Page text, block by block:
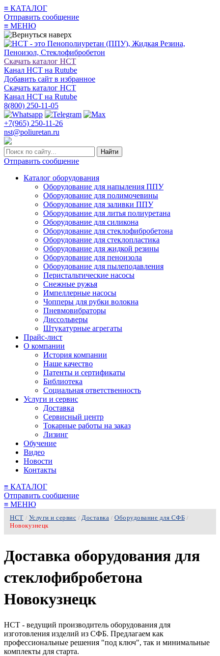
≡ КАТАЛОГ
Отправить сообщение
≡ МЕНЮ
Скачать каталог НСТ
Канал НСТ на Rutube
Добавить сайт в избранное
Скачать каталог НСТ
Канал НСТ на Rutube
8(800) 250-11-05
+7(965) 250-11-26
nst@poliuretan.ru
Найти
Отправить сообщение
Каталог оборудования
Оборудование для напыления ППУ
Оборудование для полимочевины
Оборудование для заливки ППУ
Оборудование для литья полиуретана
Оборудование для силикона
Оборудование для стеклофибробетона
Оборудование для стеклопластика
Оборудование для жидкой резины
Оборудование для пеноизола
Оборудование для пылеподавления
Перистальтические насосы
Снежные ружья
Импеллерные насосы
Чопперы для рубки волокна
Пневмовибраторы
Диссольверы
Штукатурные агрегаты
Прайс-лист
О компании
История компании
Наше качество
Патенты и сертификаты
Библиотека
Социальная ответственность
Услуги и сервис
Доставка
Сервисный центр
Токарные работы на заказ
Лизинг
Обучение
Видео
Новости
Контакты
≡ КАТАЛОГ
Отправить сообщение
≡ МЕНЮ
НСТ / Услуги и сервис / Доставка / Оборудование для СФБ /
Новокузнецк
Доставка оборудования для
стеклофибробетона
Новокузнецк
НСТ - ведущий производитель оборудования для
изготовления изделий из СФБ. Предлагаем как
профессиональные решения "под ключ", так и минимальные
комплекты для старта.